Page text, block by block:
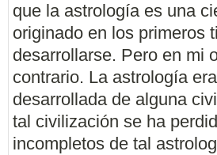
que la astrología es una
originado en los primeros
desarrollarse. Pero en mi
contrario. La astrología
desarrollada de alguna
tal civilización se ha
incompletos de tal